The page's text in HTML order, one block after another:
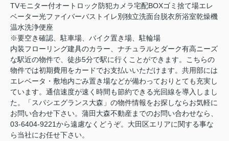
TVモニター付オートロック防犯カメラ宅配BOXゴミ捨て場エレ
ベーター光ファイバーバストイレ別独立洗面台脱衣所浴室乾燥機
温水洗浄便座
※要空き確認、駐車場、バイク置き場、駐輪場
内装フローリング建具のカラー、ナチュラルとダーク有高ニーズ
な駅近の物件で、徒歩5分で駅に行くことができます。こちらの
物件では初期費用をカードでお支払いいただけます。共用部には
エレベータ・敷地内ごみ置き場などが備わっておりとても充実し
ています。通信速度が速く時間も節約できる光回線を導入しまし
た。「スパシエグランス大森」の物件情報をお探しならお気軽に
お問い合わせ下さい。蒲田大森不動産までのお問い合わせなら、
03-6404-9221から遠慮なくどうぞ。大田区エリアに関する事な
ら当社にお任せ下さい。